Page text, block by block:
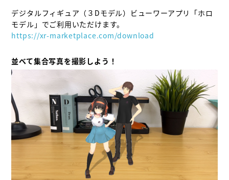
デジタルフィギュア（３Dモデル）ビューワーアプリ「ホロ
https://xr-marketplace.com/download
並べて集合写真を撮影しよう！